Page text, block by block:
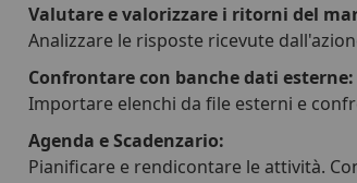
Valutare e valorizzare i ritorni del
Analizzare le risposte ricevute
Confrontare con banche dati esterne:
Importare elenchi da file esterni e
Agenda e Scadenzario:
Pianificare e rendicontare le attività.